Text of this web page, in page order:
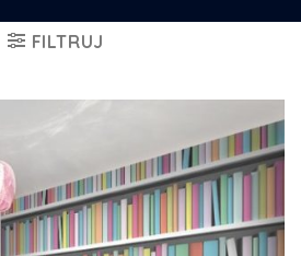
FILTRUJ